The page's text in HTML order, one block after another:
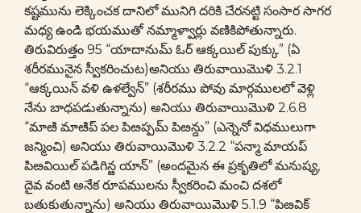
కష్టమును లెక్కించక దానిలో మునిగి దరికి చేరనట్టి సంసార సాగర
మధ్య ఉండి భయముతో నమ్మాళ్వార్లు వణికిపోతున్నారు.
తిరువిరుత్తం 95 “యాదానుమ్ ఓర్ ఆక్కయిల్ పుక్కు” (ఏ
శరీరమునైన స్వీకరించుట)అనియు తిరువాయిమొళి 3.2.1
“ఆక్కయిన్ వళి ఉళల్వేన్” (శరీరము పోవు మార్గములలో వెళ్లి
నేను బాధపడుతున్నాను) అనియు తిరువాయిమొళి 2.6.8
“మాఴి మాఴిప్ పల పిఴప్పమ్ పిఴన్దు” (ఎన్నెనో విధములుగా
జన్మించి) అనియు తిరువాయిమొళి 3.2.2 “పన్మా మాయప్
పిఴవియిల్ పడిగిన్ఴ యాన్” (అందమైన ఈ ప్రకృతిలో మనుష్య,
దైవ వంటి అనేక రూపములను స్వీకరించి మంచి దశలో
బతుకుతున్నాను) అనియు తిరువాయిమొళి 5.1.9 “పిఴవిక్